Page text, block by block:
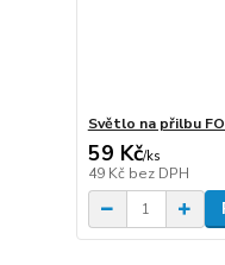
Světlo na přilbu
59 Kč/ks
49 Kč bez DPH